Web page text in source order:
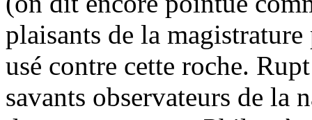
plaisants de la
usé contre cette roche.
savants observateurs de la